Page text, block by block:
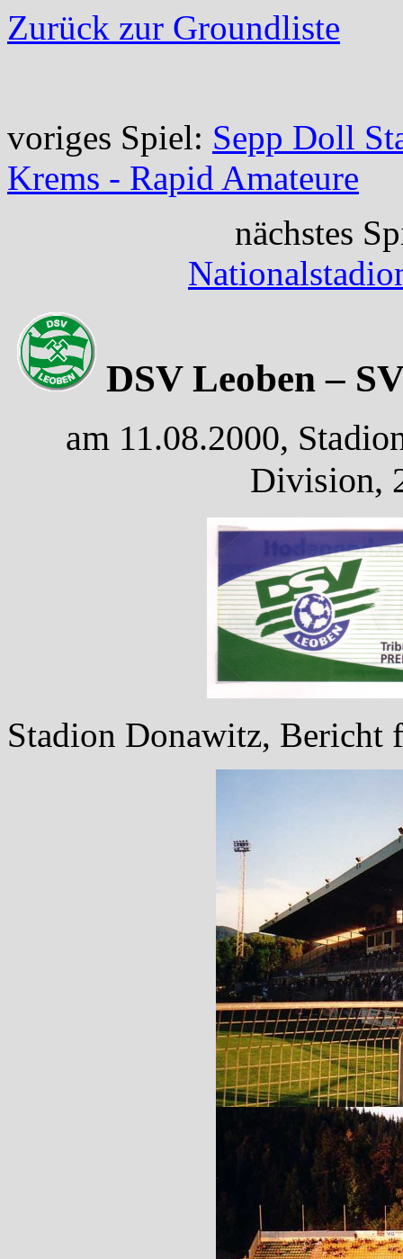
Zurück zur Groundliste
voriges Spiel: Sepp Doll
Krems - Rapid Amateure
nächstes
DSV Leoben –
am 11.08.2000,
Division,
Stadion Donawitz, Bericht